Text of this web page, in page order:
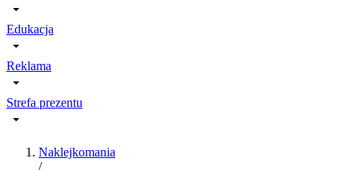
Edukacja
Reklama
Strefa prezentu
Naklejkomania
/